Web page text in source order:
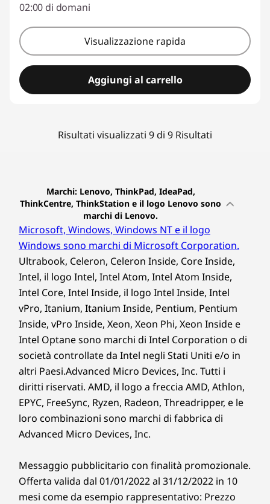
02:00 di domani
Visualizzazione rapida
Aggiungi al carrello
Risultati visualizzati 9 di 9 Risultati
Marchi: Lenovo, ThinkPad, IdeaPad,
ThinkCentre, ThinkStation e il logo Lenovo sono
marchi di Lenovo.
Microsoft, Windows, Windows NT e il logo
Windows sono marchi di Microsoft Corporation.
Ultrabook, Celeron, Celeron Inside, Core Inside,
Intel, il logo Intel, Intel Atom, Intel Atom Inside,
Intel Core, Intel Inside, il logo Intel Inside, Intel
vPro, Itanium, Itanium Inside, Pentium, Pentium
Inside, vPro Inside, Xeon, Xeon Phi, Xeon Inside e
Intel Optane sono marchi di Intel Corporation o di
società controllate da Intel negli Stati Uniti e/o in
altri Paesi.Advanced Micro Devices, Inc. Tutti i
diritti riservati. AMD, il logo a freccia AMD, Athlon,
EPYC, FreeSync, Ryzen, Radeon, Threadripper, e le
loro combinazioni sono marchi di fabbrica di
Advanced Micro Devices, Inc.
Messaggio pubblicitario con finalità promozionale.
Offerta valida dal 01/01/2022 al 31/12/2022 in 10
mesi come da esempio rappresentativo: Prezzo